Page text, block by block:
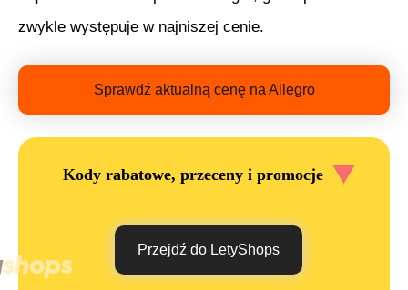
zwykle występuje w najniszej cenie.
Sprawdź aktualną cenę na Allegro
Kody rabatowe, przeceny i promocje
Przejdź do LetyShops